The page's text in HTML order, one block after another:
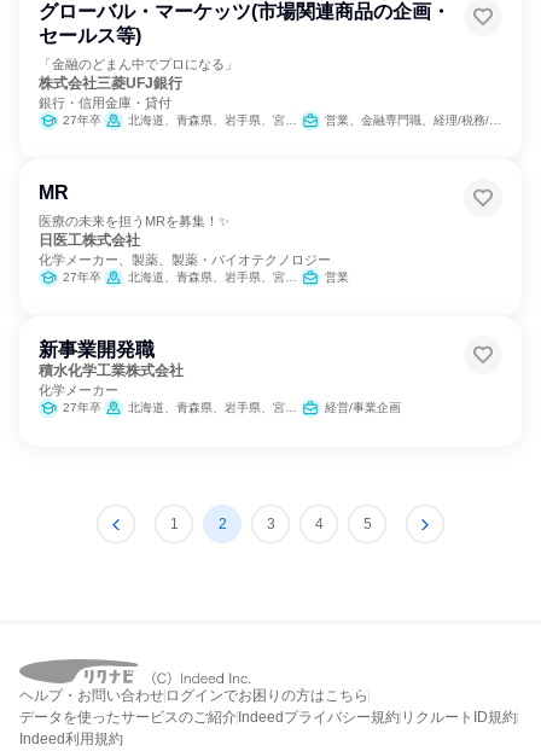
グローバル・マーケッツ(市場関連商品の企画・
セールス等)
「金融のどまん中でプロになる」
株式会社三菱UFJ銀行
銀行・信用金庫・貸付
27年卒 北海道、青森県、岩手県、宮城県、秋田県、山形県、福島県、茨城県、栃木県、群馬県、埼玉県、千葉県、東京都、神奈川県、新潟県、富山県、石川県、福井県、山梨県、長野県、岐阜県、静岡県、愛知県、三重県、滋賀県、京都府、大阪府、兵庫県、奈良県、和歌山県、鳥取県、島根県、岡山県、広島県、山口県、徳島県、香川県、愛媛県、高知県、福岡県、佐賀県、長崎県、熊本県、大分県、宮崎県、鹿児島県、沖縄県 営業、金融専門職、経理/税務/財務、組織運営管理・公務員・事務系職種、経営/事業企画
MR
医療の未来を担うMRを募集！✨
日医工株式会社
化学メーカー、製薬、製薬・バイオテクノロジー
27年卒 北海道、青森県、岩手県、宮城県、秋田県、山形県、福島県、茨城県、栃木県、群馬県、埼玉県、千葉県、東京都、神奈川県、新潟県、富山県、石川県、福井県、山梨県、長野県、岐阜県、静岡県、愛知県、三重県、滋賀県、京都府、大阪府、兵庫県、奈良県、和歌山県、鳥取県、島根県、岡山県、広島県、山口県、徳島県、香川県、愛媛県、高知県、福岡県、佐賀県、長崎県、熊本県、大分県、宮崎県、鹿児島県、沖縄県 営業
新事業開発職
積水化学工業株式会社
化学メーカー
27年卒 北海道、青森県、岩手県、宮城県、秋田県、山形県、福島県、茨城県、栃木県、群馬県、埼玉県、千葉県、東京都、神奈川県、新潟県、富山県、石川県、福井県、山梨県、長野県、岐阜県、静岡県、愛知県、三重県、滋賀県、京都府、大阪府、兵庫県、奈良県、和歌山県、鳥取県、島根県、岡山県、広島県、山口県、徳島県、香川県、愛媛県、高知県、福岡県、佐賀県、長崎県、熊本県、大分県、宮崎県、鹿児島県 経営/事業企画
1 2 3 4 5
ヘルプ・お問い合わせ ログインでお困りの方はこちら
データを使ったサービスのご紹介 Indeedプライバシー規約 リクルートID規約
Indeed利用規約